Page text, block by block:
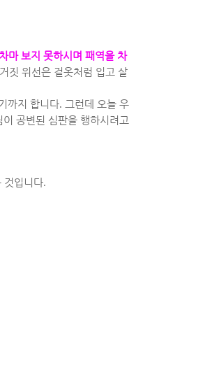
마 보지 못하시며 패역을 차
짓 위선은 겉옷처럼 입고 살
까지 합니다. 그런데 오늘 우
공변된 심판을 행하시려고
것입니다.